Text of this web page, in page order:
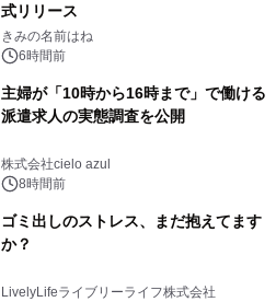
式リリース
きみの名前はね
6時間前
主婦が「10時から16時まで」で働ける
派遣求人の実態調査を公開
株式会社cielo azul
8時間前
ゴミ出しのストレス、まだ抱えてます
か？
LivelyLifeライブリーライフ株式会社